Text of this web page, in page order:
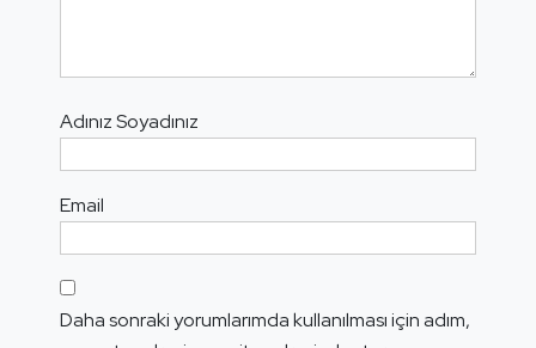
Adınız Soyadınız
Email
Daha sonraki yorumlarımda kullanılması için adım,